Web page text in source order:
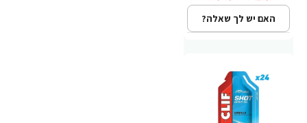
האם יש לך שאלה?